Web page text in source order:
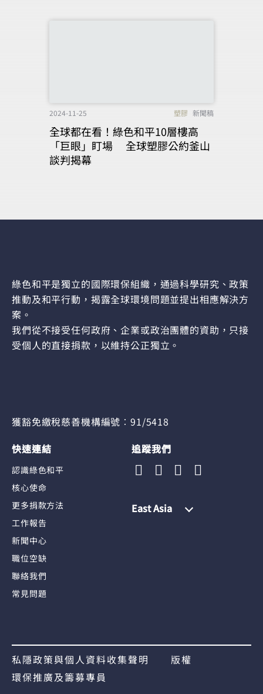
2024-11-25 塑膠 新聞稿
全球都在看！綠色和平10層樓高
「巨眼」盯場 全球塑膠公約釜山
談判揭幕
綠色和平是獨立的國際環保組織，通過科學研究、政策
推動及和平行動，揭露全球環境問題並提出相應解決方
案。
我們從不接受任何政府、企業或政治團體的資助，只接
受個人的直接捐款，以維持公正獨立。
獲豁免繳稅慈善機構編號︰91/5418
快速連結
認識綠色和平
核心使命
更多捐款方法
工作報告
新聞中心
職位空缺
聯絡我們
常見問題
追蹤我們
East Asia
私隱政策與個人資料收集聲明
版權
環保推廣及籌募專員